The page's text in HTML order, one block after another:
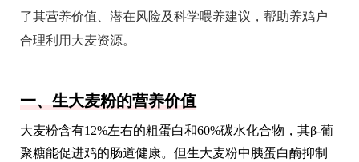
了其营养价值、潜在风险及科学喂养建议，帮助养鸡户
合理利用大麦资源。
一、生大麦粉的营养价值
大麦粉含有12%左右的粗蛋白和60%碳水化合物，其β-葡
聚糖能促进鸡的肠道健康。但生大麦粉中胰蛋白酶抑制